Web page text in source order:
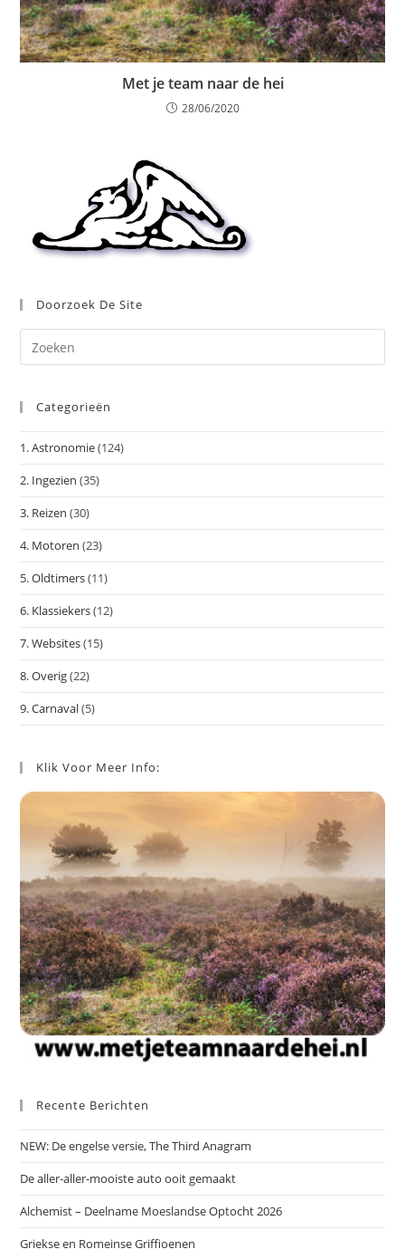
Met je team naar de hei
28/06/2020
Doorzoek De Site
op
Categorieën
1. Astronomie(124)
2. Ingezien (35)
3. Reizen (30)
4. Motoren (23)
5. Oldtimers(11)
6. Klassiekers(12)
7. Websites(15)
8. Overig(22)
9. Carnaval(5)
Klik Voor Meer Info:
Recente Berichten
NEW: De engelse versie, The Third Anagram
De aller-aller-mooiste auto ooit gemaakt
Alchemist – Deelname Moeslandse Optocht 2026
Griekse en Romeinse Griffioenen